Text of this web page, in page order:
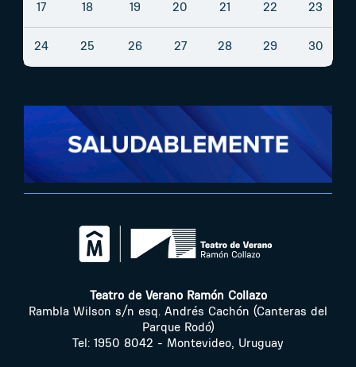
17 18 19 20 21 22 23
24 25 26 27 28 29 30
Teatro de Verano Ramón Collazo
Rambla Wilson s/n esq. Andrés Cachón (Canteras del
Parque Rodó)
Tel: 1950 8042 - Montevideo, Uruguay